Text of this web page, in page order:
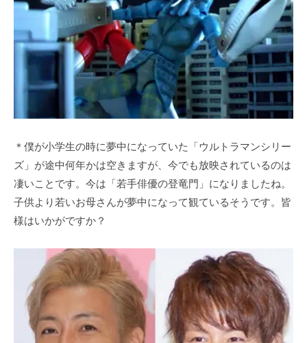
＊僕が小学生の時に夢中になっていた「ウルトラマンシリー
ズ」が途中何年かは空きますが、今でも放映されているのは
凄いことです。今は「若手俳優の登竜門」になりましたね。
子供より若いお母さんが夢中になって観ているそうです。皆
様はいかがですか？